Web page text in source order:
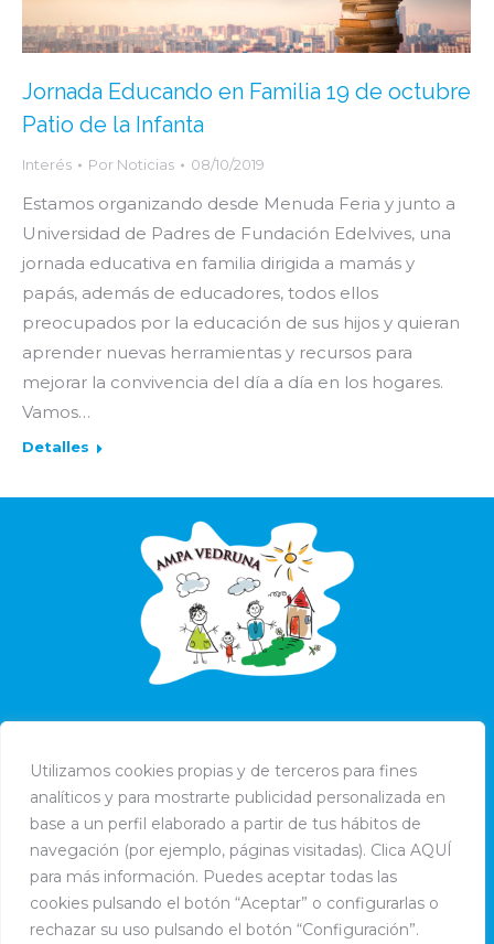
Utilizamos cookies propias y de terceros para fines
analíticos y para mostrarte publicidad personalizada en
base a un perfil elaborado a partir de tus hábitos de
navegación (por ejemplo, páginas visitadas). Clica AQUÍ
para más información. Puedes aceptar todas las
cookies pulsando el botón “Aceptar” o configurarlas o
rechazar su uso pulsando el botón “Configuración”.
Jornada Educando en Familia 19 de octubre
Patio de la Infanta
Interés Por Noticias 08/10/2019
Estamos organizando desde Menuda Feria y junto a
Universidad de Padres de Fundación Edelvives, una
jornada educativa en familia dirigida a mamás y
papás, además de educadores, todos ellos
preocupados por la educación de sus hijos y quieran
aprender nuevas herramientas y recursos para
mejorar la convivencia del día a día en los hogares.
Vamos…
Detalles